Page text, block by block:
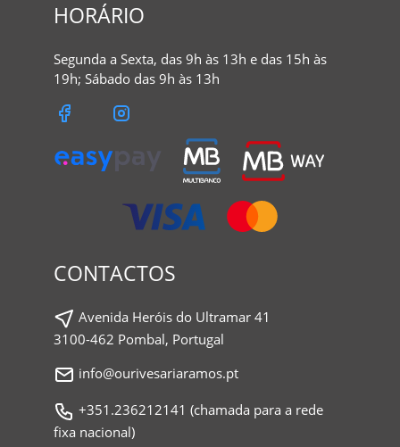
HORÁRIO
Segunda a Sexta, das 9h às 13h e das 15h às
19h; Sábado das 9h às 13h
CONTACTOS
Avenida Heróis do Ultramar 41
3100-462 Pombal, Portugal
info@ourivesariaramos.pt
+351.236212141 (chamada para a rede
fixa nacional)